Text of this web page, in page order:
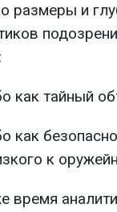
размеры и
как тайный
как
к
время